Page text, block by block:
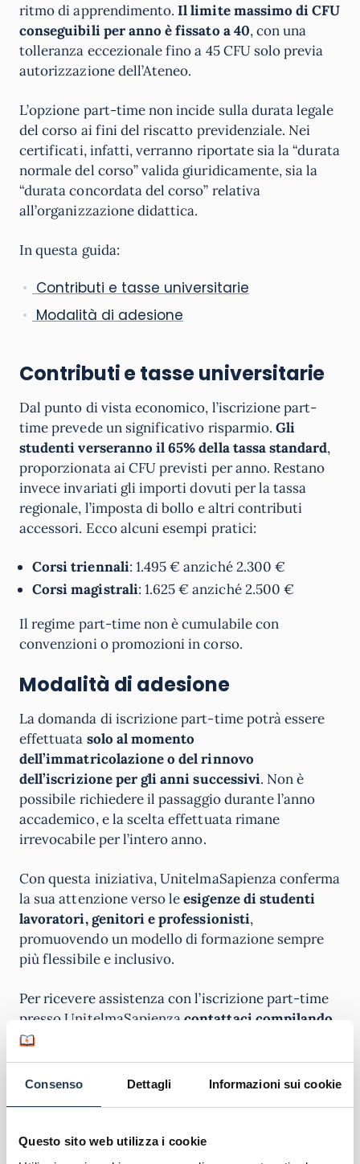
Consenso Dettagli Informazioni sui cookie
Questo sito web utilizza i cookie
ritmo di apprendimento.Il limite massimo di CFU
conseguibili per anno è fissato a 40, con una
tolleranza eccezionale fino a 45 CFU solo previa
autorizzazione dell’Ateneo.
L’opzione part-time non incide sulla durata legale
del corso ai fini del riscatto previdenziale. Nei
certificati, infatti, verranno riportate sia la “durata
normale del corso” valida giuridicamente, sia la
“durata concordata del corso” relativa
all’organizzazione didattica.
In questa guida:
Contributi e tasse universitarie
Modalità di adesione
Contributi e tasse universitarie
Dal punto di vista economico, l’iscrizione part-
time prevede un significativo risparmio.Gli
studenti verseranno il 65% della tassa standard,
proporzionata ai CFU previsti per anno. Restano
invece invariati gli importi dovuti per la tassa
regionale, l’imposta di bollo e altri contributi
accessori. Ecco alcuni esempi pratici:
Corsi triennali: 1.495 € anziché 2.300 €
Corsi magistrali: 1.625 € anziché 2.500 €
Il regime part-time non è cumulabile con
convenzioni o promozioni in corso.
Modalità di adesione
La domanda di iscrizione part-time potrà essere
effettuata solo al momento
dell’immatricolazione o del rinnovo
dell’iscrizione per gli anni successivi. Non è
possibile richiedere il passaggio durante l’anno
accademico, e la scelta effettuata rimane
irrevocabile per l’intero anno.
Con questa iniziativa, UnitelmaSapienza conferma
la sua attenzione verso leesigenze di studenti
lavoratori, genitori e professionisti,
promuovendo un modello di formazione sempre
più flessibile e inclusivo.
Per ricevere assistenza con l’iscrizione part-time
presso UnitelmaSapienzacontattaci compilando
il modulo
nostro orientatore ti ricontatterà al più presto per
fornirti una
consulenza gratuita.